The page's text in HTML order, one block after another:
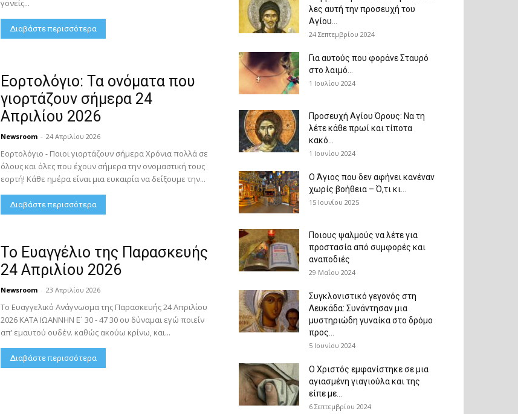
γονείς...
Διαβάστε περισσότερα
Εορτολόγιο: Τα ονόματα που
γιορτάζουν σήμερα 24
Απριλίου 2026
Newsroom - 24 Απριλίου 2026
Εορτολόγιο - Ποιοι γιορτάζουν σήμερα Χρόνια πολλά σε
όλους και όλες που έχουν σήμερα την ονομαστική τους
εορτή! Κάθε ημέρα είναι μια ευκαιρία να δείξουμε την...
Διαβάστε περισσότερα
Το Ευαγγέλιο της Παρασκευής
24 Απριλίου 2026
Newsroom - 23 Απριλίου 2026
Το Ευαγγελικό Ανάγνωσμα της Παρασκευής 24 Απριλίου
2026 ΚΑΤΑ ΙΩΑΝΝΗΝ Ε´ 30 - 47 30 ου δύναμαι εγώ ποιείν
απ’ εμαυτού ουδέν. καθώς ακούω κρίνω, και...
Διαβάστε περισσότερα
λες αυτή την προσευχή του
Αγίου...
24 Σεπτεμβρίου 2024
Για αυτούς που φοράνε Σταυρό
στο λαιμό…
1 Ιουλίου 2024
Προσευχή Αγίου Όρους: Να τη
λέτε κάθε πρωί και τίποτα
κακό...
1 Ιουνίου 2024
Ο Άγιος που δεν αφήνει κανέναν
χωρίς βοήθεια – Ό,τι κι...
15 Ιουνίου 2025
Ποιους ψαλμούς να λέτε για
προστασία από συμφορές και
αναποδιές
29 Μαΐου 2024
Συγκλονιστικό γεγονός στη
Λευκάδα: Συνάντησαν μια
μυστηριώδη γυναίκα στο δρόμο
προς...
5 Ιουνίου 2024
Ο Χριστός εμφανίστηκε σε μια
αγιασμένη γιαγιούλα και της
είπε με...
6 Σεπτεμβρίου 2024